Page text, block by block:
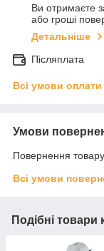
Ви отримаєте
або гроші
Детальніше
Післяплата
Всі умови оплати
Умови
Повернення
Всі умови
Подібні товари